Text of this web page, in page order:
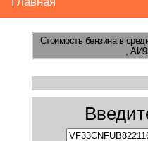
Стоимость бензинав
,